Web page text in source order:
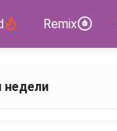
Remix
недели